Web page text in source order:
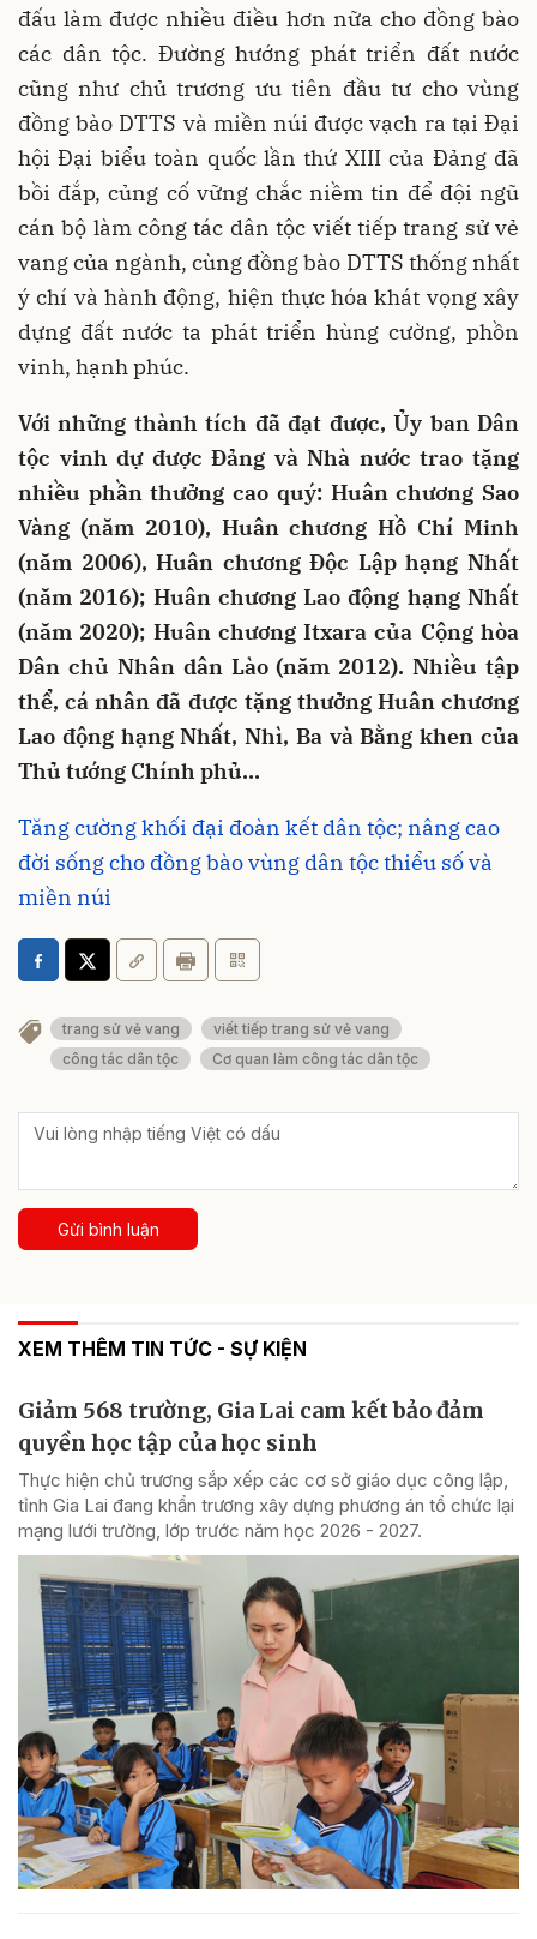
đấu làm được nhiều điều hơn nữa cho đồng bào
các dân tộc. Đường hướng phát triển đất nước
cũng như chủ trương ưu tiên đầu tư cho vùng
đồng bào DTTS và miền núi được vạch ra tại Đại
hội Đại biểu toàn quốc lần thứ XIII của Đảng đã
bồi đắp, củng cố vững chắc niềm tin để đội ngũ
cán bộ làm công tác dân tộc viết tiếp trang sử vẻ
vang của ngành, cùng đồng bào DTTS thống nhất
ý chí và hành động, hiện thực hóa khát vọng xây
dựng đất nước ta phát triển hùng cường, phồn
vinh, hạnh phúc.
Với những thành tích đã đạt được, Ủy ban Dân
tộc vinh dự được Đảng và Nhà nước trao tặng
nhiều phần thưởng cao quý: Huân chương Sao
Vàng (năm 2010), Huân chương Hồ Chí Minh
(năm 2006), Huân chương Độc Lập hạng Nhất
(năm 2016); Huân chương Lao động hạng Nhất
(năm 2020); Huân chương Itxara của Cộng hòa
Dân chủ Nhân dân Lào (năm 2012). Nhiều tập
thể, cá nhân đã được tặng thưởng Huân chương
Lao động hạng Nhất, Nhì, Ba và Bằng khen của
Thủ tướng Chính phủ…
Tăng cường khối đại đoàn kết dân tộc; nâng cao
đời sống cho đồng bào vùng dân tộc thiểu số và
miền núi
trang sử vẻ vang
viết tiếp trang sử vẻ vang
công tác dân tộc
Cơ quan làm công tác dân tộc
Gửi bình luận
XEM THÊM TIN TỨC - SỰ KIỆN
Giảm 568 trường, Gia Lai cam kết bảo đảm
quyền học tập của học sinh
Thực hiện chủ trương sắp xếp các cơ sở giáo dục công lập,
tỉnh Gia Lai đang khẩn trương xây dựng phương án tổ chức lại
mạng lưới trường, lớp trước năm học 2026 - 2027.